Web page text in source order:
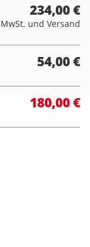
234,00 €
und Versand
54,00 €
180,00 €